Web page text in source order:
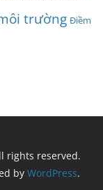
trường Điềm
rights reserved.
by WordPress.